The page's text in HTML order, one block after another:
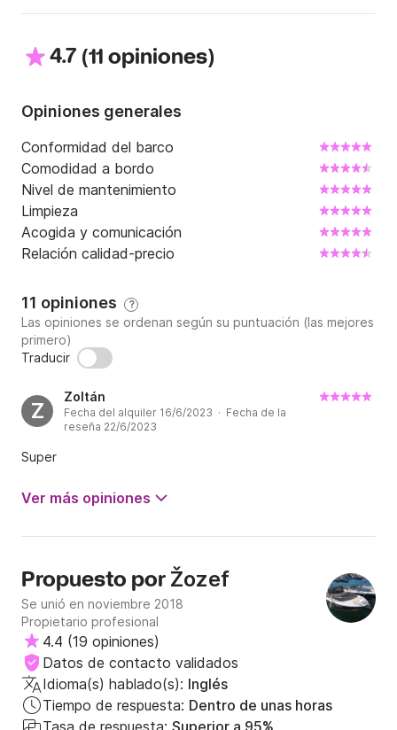
4.7 (11 opiniones)
Opiniones generales
Conformidad del barco
Comodidad a bordo
Nivel de mantenimiento
Limpieza
Acogida y comunicación
Relación calidad-precio
11 opiniones ?
Las opiniones se ordenan según su puntuación (las mejores
primero)
Traducir
Z
Zoltán
Fecha del alquiler 16/6/2023 · Fecha de la
reseña 22/6/2023
Super
Ver más opiniones
Propuesto por Žozef
Se unió en noviembre 2018
Propietario profesional
4.4 (19 opiniones)
Datos de contacto validados
Idioma(s) hablado(s): Inglés
Tiempo de respuesta: Dentro de unas horas